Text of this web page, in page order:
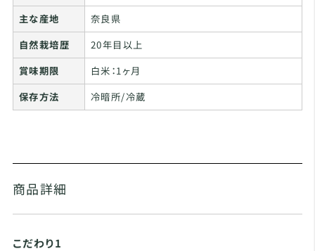
主な産地
奈良県
自然栽培歴
20年目以上
賞味期限
白米：1ヶ月
保存方法
冷暗所/冷蔵
商品詳細
こだわり1